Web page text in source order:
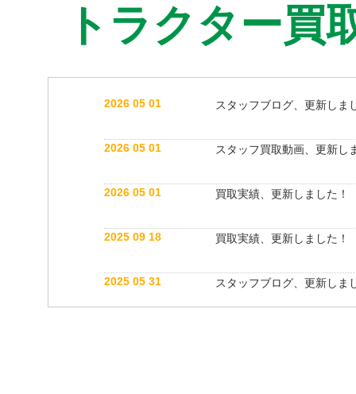
トラクター買
2026 05 01 スタッフブログ、更新しま
2026 05 01 スタッフ買取動画、更新し
2026 05 01 買取実績、更新しました！
2025 09 18 買取実績、更新しました！
2025 05 31 スタッフブログ、更新しま